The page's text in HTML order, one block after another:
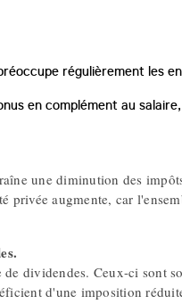
régulièrement les
en complément au
une diminution des
privée augmente, car
dividendes. Ceux-ci sont
d'une imposition